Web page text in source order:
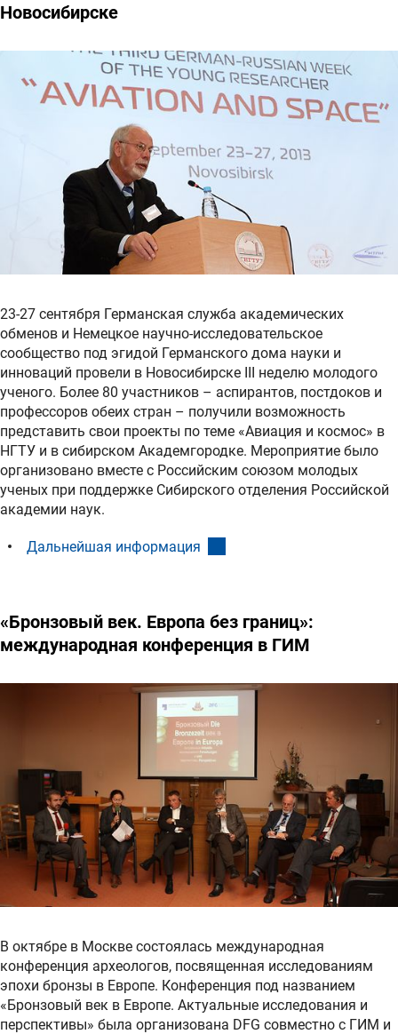
Новосибирске
23-27 сентября Германская служба академических
обменов и Немецкое научно-исследовательское
сообщество под эгидой Германского дома науки и
инноваций провели в Новосибирске III неделю молодого
ученого. Более 80 участников – аспирантов, постдоков и
профессоров обеих стран – получили возможность
представить свои проекты по теме «Авиация и космос» в
НГТУ и в сибирском Академгородке. Мероприятие было
организовано вместе с Российским союзом молодых
ученых при поддержке Сибирского отделения Российской
академии наук.
Дальнейшая информация
«Бронзовый век. Европа без границ»:
международная конференция в ГИМ
В октябре в Москве состоялась международная
конференция археологов, посвященная исследованиям
эпохи бронзы в Европе. Конференция под названием
«Бронзовый век в Европе. Актуальные исследования и
перспективы» была организована DFG совместно с ГИМ и